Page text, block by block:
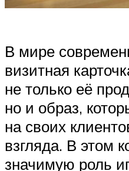
В мире
визитная
не только её
но и образ,
на своих
взгляда. В этом
значимую роль